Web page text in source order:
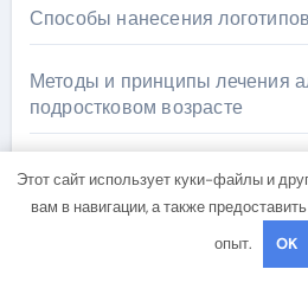
Способы нанесения
Методы и принципы лечения
подростковом возрасте
Особенности прямой
Этот сайт использует куки-файлы и
вам в навигации, а также
опыт.
OK